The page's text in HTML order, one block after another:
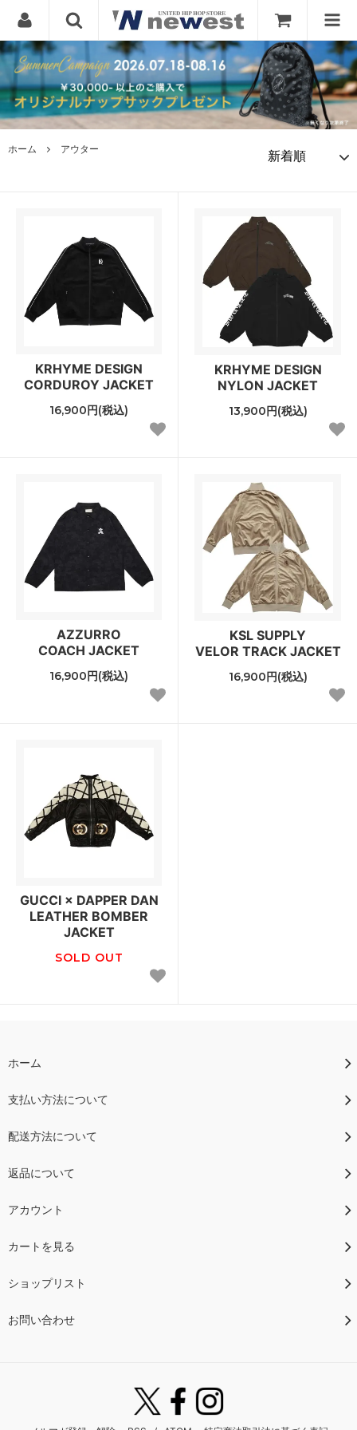
ホーム アウター
KRHYME DESIGN
CORDUROY JACKET
16,900円(税込)
KRHYME DESIGN
NYLON JACKET
13,900円(税込)
AZZURRO
COACH JACKET
16,900円(税込)
KSL SUPPLY
VELOR TRACK JACKET
16,900円(税込)
GUCCI × DAPPER DAN
LEATHER BOMBER
JACKET
SOLD OUT
ホーム
支払い方法について
配送方法について
返品について
アカウント
カートを見る
ショップリスト
お問い合わせ